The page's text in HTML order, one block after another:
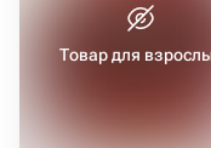
Товар для